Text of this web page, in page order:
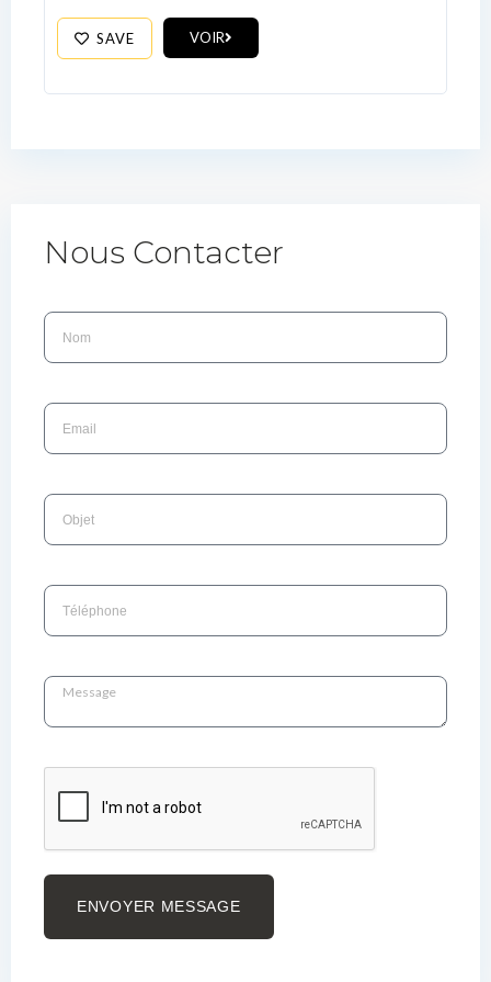
SAVE VOIR
Nous Contacter
ENVOYER MESSAGE